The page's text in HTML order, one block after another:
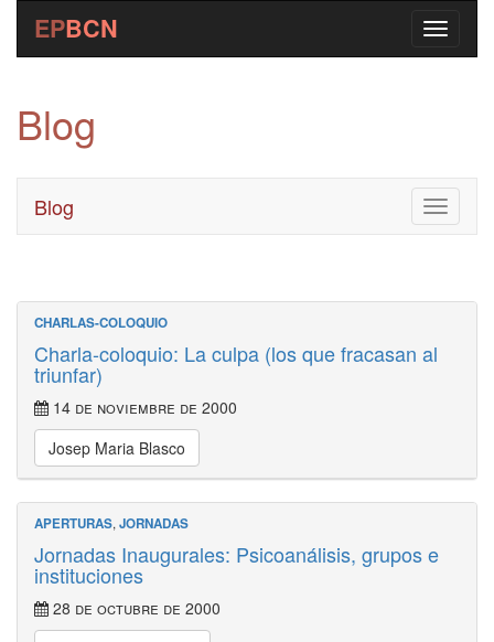
EPBCN
Blog
Toggle
Blog
CHARLAS-COLOQUIO
Charla-coloquio: La culpa (los que fracasan al
triunfar)
14 de noviembre de 2000
Josep Maria Blasco
APERTURAS, JORNADAS
Jornadas Inaugurales: Psicoanálisis, grupos e
instituciones
28 de octubre de 2000